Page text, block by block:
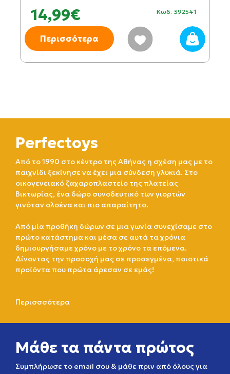
14,99€ Κωδ: 392541
Περισσότερα
Perfectoys
Από το 1990 στο κέντρο της Αθήνας η σχέση μας με το
παιχνίδι ξεκίνησε να έχει μια σύνδεση γλυκιά. Στο
οικογενειακό ζαχαροπλαστείο της πλατείας
Βικτωρίας, ένα δώρο συνοδευτικό των γιορτών
γινόταν ολοένα και πιο απαραίτητο.
Από μία προθήκη δώρων σε μια γωνία συνεχίσαμε στο
πρώτο κατάστημα και μέσα σε αυτά τα χρόνια
δημιουργήσαμε χρόνο με το χρόνο τα επόμενα.
Δίνοντας την προσοχή μας σε προσεγμένα, ποιοτικά
προϊόντα που πρώτα άρεσαν σε εμάς!
Περισσσότερα
Μάθε τα πάντα πρώτος
Συμπλήρωσε το email σου & μάθε πριν από όλους για